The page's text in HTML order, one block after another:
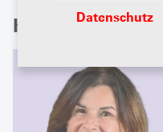
Datenschutz
Kontakt